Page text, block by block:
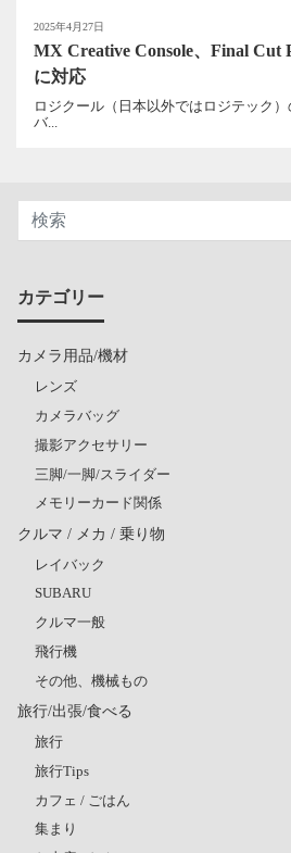
2025年4月27日
MX Creative Console、Final Cut
に対応
ロジクール（日本以外ではロジテック
バ...
カテゴリー
カメラ用品/機材
レンズ
カメラバッグ
撮影アクセサリー
三脚/一脚/スライダー
メモリーカード関係
クルマ / メカ / 乗り物
レイバック
SUBARU
クルマ一般
飛行機
その他、機械もの
旅行/出張/食べる
旅行
旅行Tips
カフェ / ごはん
集まり